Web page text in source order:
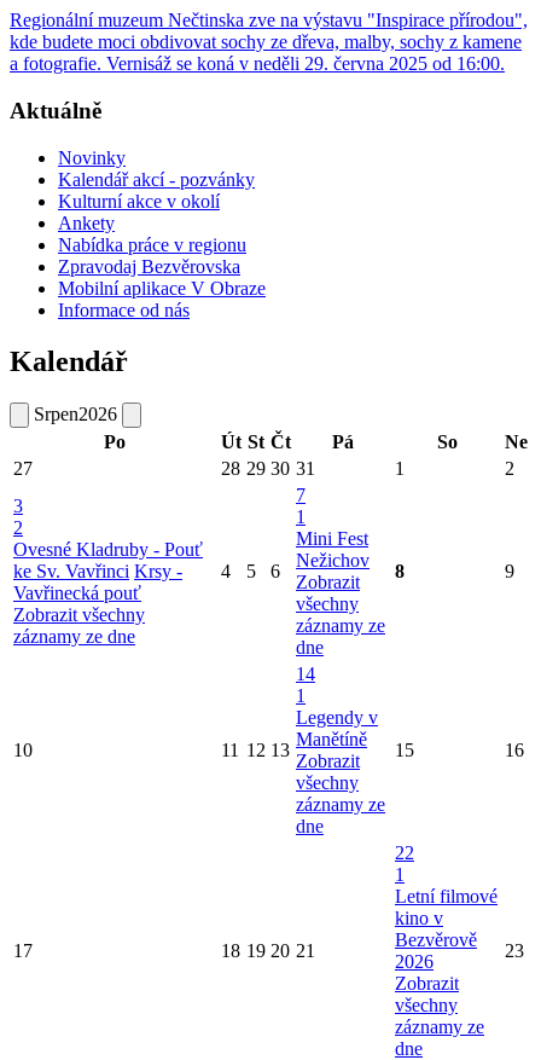
Regionální muzeum Nečtinska zve na výstavu "Inspirace přírodou",
kde budete moci obdivovat sochy ze dřeva, malby, sochy z kamene
a fotografie. Vernisáž se koná v neděli 29. června 2025 od 16:00.
Aktuálně
Novinky
Kalendář akcí - pozvánky
Kulturní akce v okolí
Ankety
Nabídka práce v regionu
Zpravodaj Bezvěrovska
Mobilní aplikace V Obraze
Informace od nás
Kalendář
Srpen2026
Po
Út St Čt Pá So
Ne
27
28 29 30 31 1
2
3
2
Ovesné Kladruby - Pouť
ke Sv. Vavřinci Krsy -
Vavřinecká pouť
Zobrazit všechny
záznamy ze dne
4 5 6
7
1
Mini Fest
Nežichov
Zobrazit
všechny
záznamy ze
dne
8 9
10 11 12 13
14
1
Legendy v
Manětíně
Zobrazit
všechny
záznamy ze
dne
15 16
17 18 19 20 21
22
1
Letní filmové
kino v
Bezvěrově
2026
Zobrazit
všechny
záznamy ze
dne
23